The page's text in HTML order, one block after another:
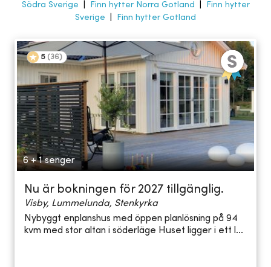
Södra Sverige
Finn hytter Norra Gotland
Finn hytter
Sverige
Finn hytter Gotland
5 (36)
6 + 1 senger
Nu är bokningen för 2027 tillgänglig.
Visby, Lummelunda, Stenkyrka
Nybyggt enplanshus med öppen planlösning på 94
kvm med stor altan i söderläge Huset ligger i ett l...